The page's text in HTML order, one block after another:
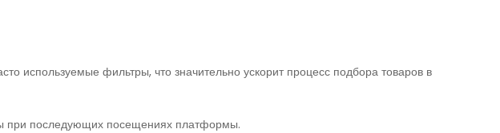
используемые фильтры, что значительно ускорит процесс подбора товаров в
при последующих посещениях платформы.